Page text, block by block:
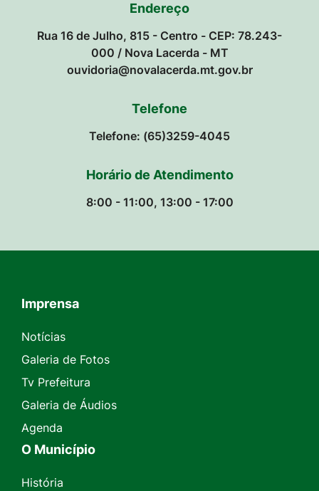
Endereço
Rua 16 de Julho, 815 - Centro - CEP: 78.243-
000 / Nova Lacerda - MT
ouvidoria@novalacerda.mt.gov.br
Telefone
Telefone: (65)3259-4045
Horário de Atendimento
8:00 - 11:00, 13:00 - 17:00
Seção do Rodapé e Contato
Imprensa
Notícias
Galeria de Fotos
Tv Prefeitura
Galeria de Áudios
Agenda
O Município
História